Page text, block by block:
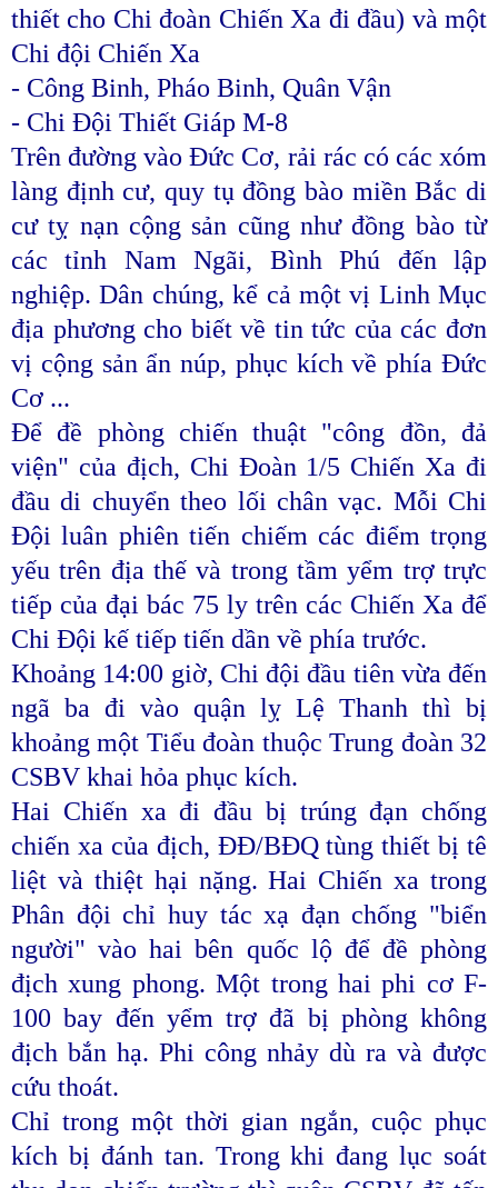
thiết cho Chi đoàn Chiến Xa đi đầu) và một
Chi đội Chiến Xa
- Công Binh, Pháo Binh, Quân Vận
- Chi Đội Thiết Giáp M-8
Trên đường vào Đức Cơ, rải rác có các xóm
làng định cư, quy tụ đồng bào miền Bắc di
cư tỵ nạn cộng sản cũng như đồng bào từ
các tỉnh Nam Ngãi, Bình Phú đến lập
nghiệp. Dân chúng, kể cả một vị Linh Mục
địa phương cho biết về tin tức của các đơn
vị cộng sản ẩn núp, phục kích về phía Đức
Cơ ...
Để đề phòng chiến thuật "công đồn, đả
viện" của địch, Chi Đoàn 1/5 Chiến Xa đi
đầu di chuyển theo lối chân vạc. Mỗi Chi
Đội luân phiên tiến chiếm các điểm trọng
yếu trên địa thế và trong tầm yểm trợ trực
tiếp của đại bác 75 ly trên các Chiến Xa để
Chi Đội kế tiếp tiến dần về phía trước.
Khoảng 14:00 giờ, Chi đội đầu tiên vừa đến
ngã ba đi vào quận lỵ Lệ Thanh thì bị
khoảng một Tiểu đoàn thuộc Trung đoàn 32
CSBV khai hỏa phục kích.
Hai Chiến xa đi đầu bị trúng đạn chống
chiến xa của địch, ĐĐ/BĐQ tùng thiết bị tê
liệt và thiệt hại nặng. Hai Chiến xa trong
Phân đội chỉ huy tác xạ đạn chống "biển
người" vào hai bên quốc lộ để đề phòng
địch xung phong. Một trong hai phi cơ F-
100 bay đến yểm trợ đã bị phòng không
địch bắn hạ. Phi công nhảy dù ra và được
cứu thoát.
Chỉ trong một thời gian ngắn, cuộc phục
kích bị đánh tan. Trong khi đang lục soát